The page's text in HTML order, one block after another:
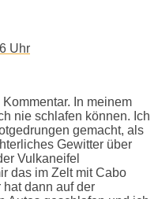
Uhr
In meinem
nie schlafen können. Ich
gemacht, als
Gewitter über
Vulkaneifel
das im Zelt mit Cabo
dann auf der